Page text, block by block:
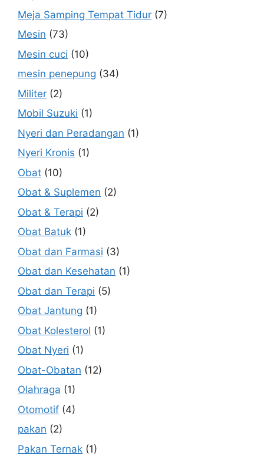
Meja Samping Tempat Tidur (7)
Mesin (73)
Mesin cuci (10)
mesin penepung (34)
Militer (2)
Mobil Suzuki (1)
Nyeri dan Peradangan (1)
Nyeri Kronis (1)
Obat (10)
Obat & Suplemen (2)
Obat & Terapi (2)
Obat Batuk (1)
Obat dan Farmasi (3)
Obat dan Kesehatan (1)
Obat dan Terapi (5)
Obat Jantung (1)
Obat Kolesterol (1)
Obat Nyeri (1)
Obat-Obatan (12)
Olahraga (1)
Otomotif (4)
pakan (2)
Pakan Ternak (1)